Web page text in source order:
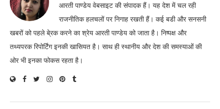
आरती पाण्डेय वेबसाइट की संपादक हैं। यह देश में चल रही
राजनीतिक हलचलों पर निगाह रखती हैं। कई बडी और सनसनी
खबरों को पहले बे्रक करने का श्रेय आरती पाण्डेय को जाता है। निष्पक्ष और
तथ्यपरक रिपोर्टिंग इनकी खासियत है। साथ ही स्थानीय और देश की समस्याओं की
ओर भी इनका फोकस रहता है।